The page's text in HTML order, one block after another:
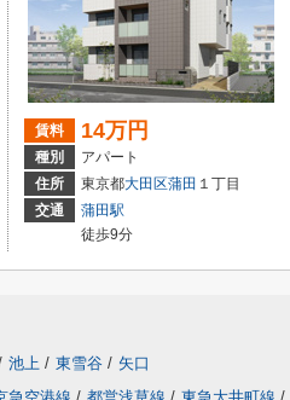
賃料 14万円
種別
アパート
住所
東京都大田区蒲田 １丁目
交通
蒲田駅
徒歩9分
池上 / 東雪谷 / 矢口